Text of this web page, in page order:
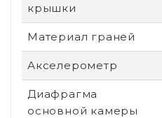
крышки
Материал граней
Акселерометр
Диафрагма
основной камеры